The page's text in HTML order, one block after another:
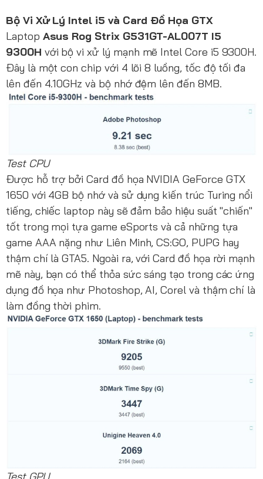
Bộ Vi Xử Lý Intel i5 và Card Đồ Họa GTX
Laptop Asus Rog Strix G531GT-AL007T I5
9300H với bộ vi xử lý mạnh mẽ Intel Core i5 9300H.
Đây là một con chip với 4 lõi 8 luồng, tốc độ tối đa
lên đến 4.10GHz và bộ nhớ đệm lên đến 8MB.
Test CPU
Được hỗ trợ bởi Card đồ họa NVIDIA GeForce GTX
1650 với 4GB bộ nhớ và sử dụng kiến trúc Turing nổi
tiếng, chiếc laptop này sẽ đảm bảo hiệu suất "chiến"
tốt trong mọi tựa game eSports và cả những tựa
game AAA nặng như Liên Minh, CS:GO, PUPG hay
thậm chí là GTA5. Ngoài ra, với Card đồ họa rời mạnh
mẽ này, bạn có thể thỏa sức sáng tạo trong các ứng
dụng đồ họa như Photoshop, AI, Corel và thậm chí là
làm đồng thời phim.